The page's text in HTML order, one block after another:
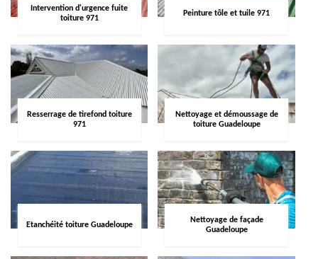
Intervention d'urgence fuite
toiture 971
Peinture tôle et tuile 971
Resserrage de tirefond toiture
971
Nettoyage et démoussage de
toiture Guadeloupe
Etanchéité toiture Guadeloupe
Nettoyage de façade
Guadeloupe